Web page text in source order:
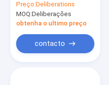
do reboque de 5
talões do cilindro de
freio do reboque X2
Preço:Deliberations
MOQ:Deliberações
obtenha o ultimo preço
contacto